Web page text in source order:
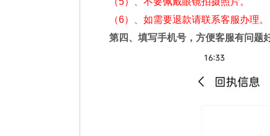
（6）、如需要退款请联系客服办理。
第四、填写手机号，方便客服有问题